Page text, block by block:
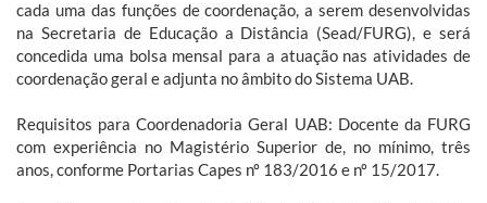
cada uma das funções de coordenação, a serem desenvolvidas
na Secretaria de Educação a Distância (Sead/FURG), e será
concedida uma bolsa mensal para a atuação nas atividades de
coordenação geral e adjunta no âmbito do Sistema UAB.
Requisitos para Coordenadoria Geral UAB: Docente da FURG
com experiência no Magistério Superior de, no mínimo, três
anos, conforme Portarias Capes nº 183/2016 e nº 15/2017.